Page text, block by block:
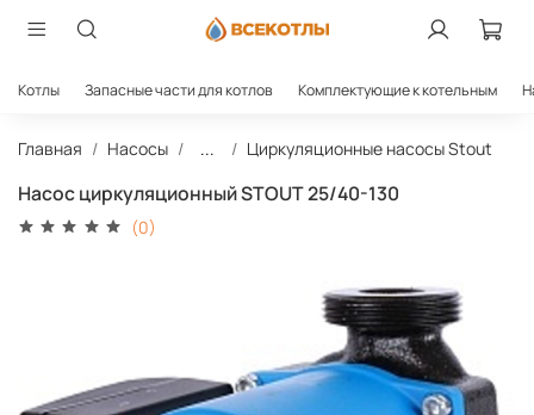
Котлы Запасные части для котлов Комплектующие к котельным
Главная Насосы ... Циркуляционные насосы Stout
Насос циркуляционный STOUT 25/40-130
(0)